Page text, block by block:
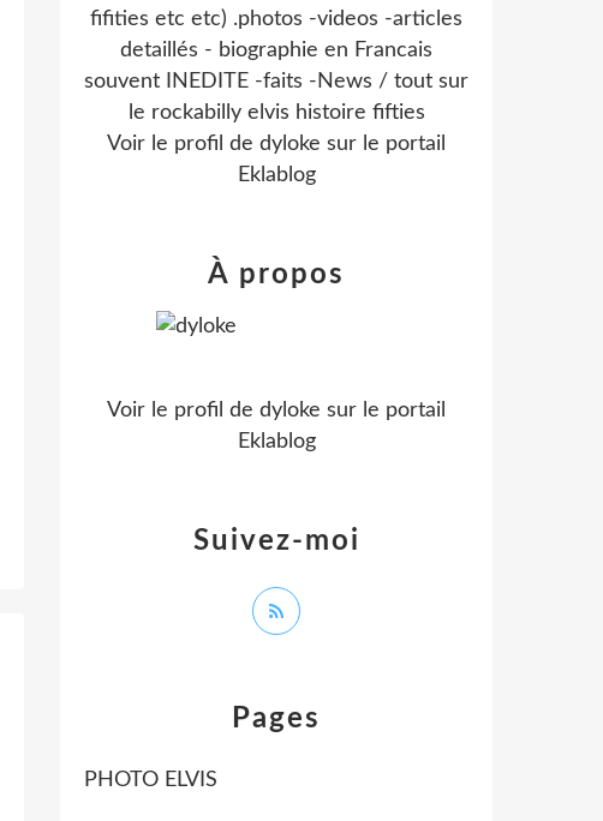
Pages
PHOTO ELVIS
fifities etc etc) .photos -videos -articles
detaillés - biographie en Francais
souvent INEDITE -faits -News / tout sur
le rockabilly elvis histoire fifties
Voir le profil de dyloke sur le portail
Eklablog
Suivez-moi
À propos
Voir le profil de dyloke sur le portail
Eklablog